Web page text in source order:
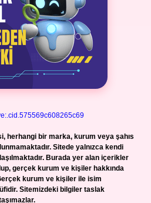
herhangi bir marka, kurum veya şahıs
Sitede yalnızca kendi
Burada yer alan içerikler
gerçek kurum ve kişiler hakkında
kurum ve kişiler ile isim
Sitemizdeki bilgiler taslak